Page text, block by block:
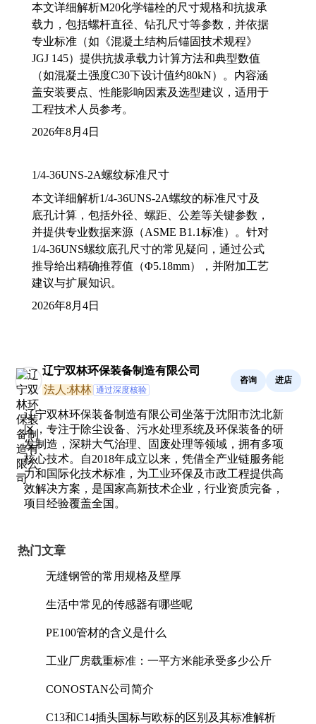
本文详细解析M20化学锚栓的尺寸规格和抗拔承
载力，包括螺杆直径、钻孔尺寸等参数，并依据
专业标准（如《混凝土结构后锚固技术规程》
JGJ 145）提供抗拔承载力计算方法和典型数值
（如混凝土强度C30下设计值约80kN）。内容涵
盖安装要点、性能影响因素及选型建议，适用于
工程技术人员参考。
2026年8月4日
1/4-36UNS-2A螺纹标准尺寸
本文详细解析1/4-36UNS-2A螺纹的标准尺寸及
底孔计算，包括外径、螺距、公差等关键参数，
并提供专业数据来源（ASME B1.1标准）。针对
1/4-36UNS螺纹底孔尺寸的常见疑问，通过公式
推导给出精确推荐值（Φ5.18mm），并附加工艺
建议与扩展知识。
2026年8月4日
辽宁双林环保装备制造有限公司
法人:林林 通过深度核验
咨询 进店
辽宁双林环保装备制造有限公司坐落于沈阳市沈北新
区，专注于除尘设备、污水处理系统及环保装备的研
发制造，深耕大气治理、固废处理等领域，拥有多项
核心技术。自2018年成立以来，凭借全产业链服务能
力和国际化技术标准，为工业环保及市政工程提供高
效解决方案，是国家高新技术企业，行业资质完备，
项目经验覆盖全国。
热门文章
无缝钢管的常用规格及壁厚
生活中常见的传感器有哪些呢
PE100管材的含义是什么
工业厂房载重标准：一平方米能承受多少公斤
CONOSTAN公司简介
C13和C14插头国标与欧标的区别及其标准解析